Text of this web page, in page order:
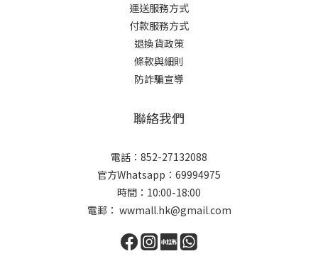
運送服務方式
付款服務方式
退換貨政策
條款與細則
防詐騙宣導
聯絡我們
電話：852-27132088
官方Whatsapp：69994975
時間：10:00-18:00
電郵： wwmall.hk@gmail.com